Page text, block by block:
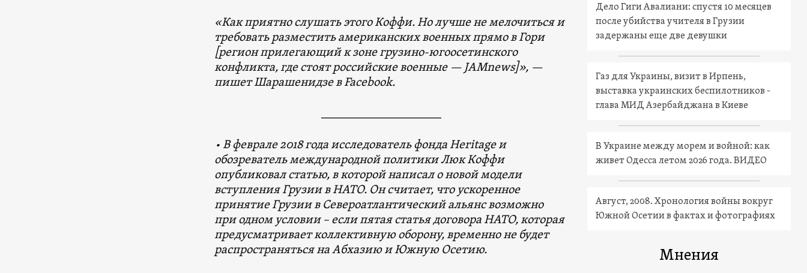
«Как приятно слушать этого Коффи. Но лучше не мелочиться и
требовать разместить американских военных прямо в Гори
[регион прилегающий к зоне грузино-югоосетинского
конфликта, где стоят российские военные — JAMnews]», —
пишет Шарашенидзе в Facebook.
____________________
•В феврале 2018 года исследователь фонда Heritage и
обозреватель международной политики Люк Коффи
опубликовал статью, в которой написал о новой модели
вступления Грузии в НАТО. Он считает, что ускоренное
принятие Грузии в Североатлантический альянс возможно
при одном условии – если пятая статья договора НАТО, которая
предусматривает коллективную оборону, временно не будет
распространяться на Абхазию и Южную Осетию.
Дело Гиги Авалиани: спустя 10 месяцев
после убийства учителя в Грузии
задержаны еще две девушки
Газ для Украины, визит в Ирпень,
выставка украинских беспилотников -
глава МИД Азербайджана в Киеве
В Украине между морем и войной: как
живет Одесса летом 2026 года. ВИДЕО
Август, 2008. Хронология войны вокруг
Южной Осетии в фактах и фотографиях
Мнения